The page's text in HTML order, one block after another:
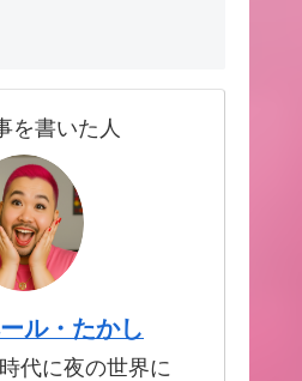
を書いた人
ル・たかし
代に夜の世界に